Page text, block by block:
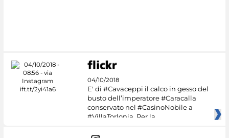
04/10/2018
E' di #Cavaceppi il calco in gesso del
busto dell’imperatore #Caracalla
conservato nel #CasinoNobile a
#VillaTorlonia. Per la